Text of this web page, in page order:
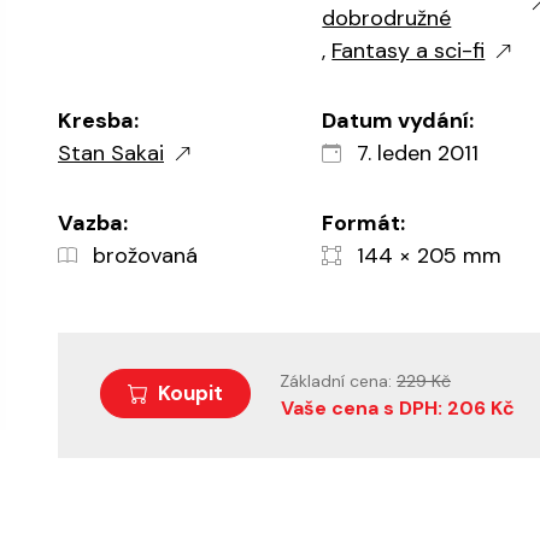
dobrodružné
, Fantasy a sci-fi
Kresba:
Stan Sakai
Datum vydání:
7. leden 2011
Vazba:
brožovaná
Formát:
144 × 205 mm
Základní cena: 229 Kč
Vaše cena s DPH: 206 Kč
Koupit